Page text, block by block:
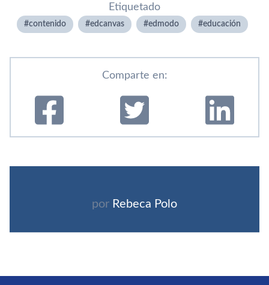
Etiquetado
contenido edcanvas edmodo educación
Comparte en:
por Rebeca Polo